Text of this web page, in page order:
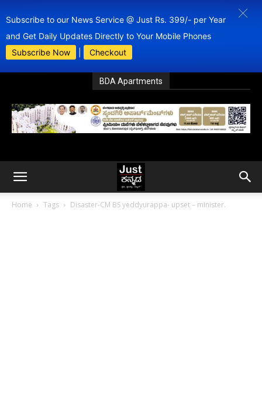
Subscribe to our News Service @ Just Rs. 399/- per Year
and Get Daily Updates Directly to Your Mobile Phones
Subscribe Now
Checkout
BDA Apartments
Home Tags Disaster-CM BS yeddyurappa- upset – minister.